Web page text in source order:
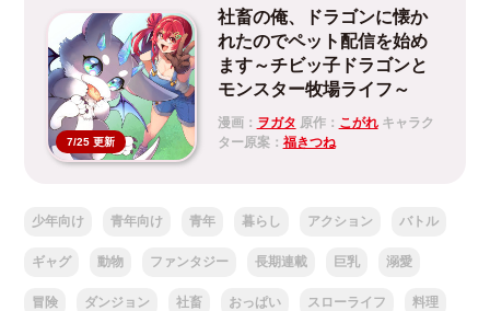
7/25 更新
社畜の俺、ドラゴンに懐か
れたのでペット配信を始め
ます～チビッ子ドラゴンと
モンスター牧場ライフ～
漫画： ヲガタ 原作： こがれキャラク
ター原案： 福きつね
少年向け 青年向け 青年 暮らし アクション バトル
ギャグ 動物 ファンタジー 長期連載 巨乳 溺愛
冒険 ダンジョン 社畜 おっぱい スローライフ 料理